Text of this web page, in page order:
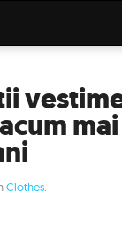
Clothes